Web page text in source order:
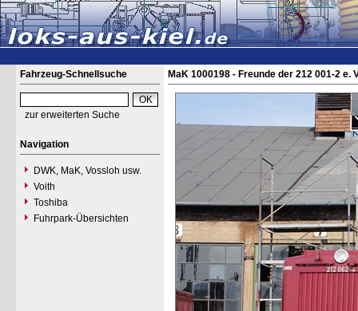
Fahrzeug-Schnellsuche
zur erweiterten Suche
Navigation
DWK, MaK, Vossloh usw.
Voith
Toshiba
Fuhrpark-Übersichten
MaK 1000198 - Freunde der 212 001-2 e.